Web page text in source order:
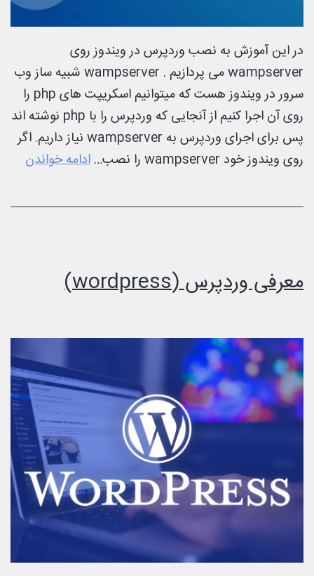
در این آموزش به نصب وردپرس در ویندوز روی
wampserver می پردازیم . wampserver شبیه ساز وب
سرور در ویندوز هست که میتوانیم اسکریپت های php را
روی آن اجرا کنیم از آنجایی که وردپرس را با php نوشته اند
پس برای اجرای وردپرس به wampserver نیاز داریم. اگر
روی ویندوز خود wampserver را نصب…
ادامه خواندن
معرفی وردپرس (wordpress)